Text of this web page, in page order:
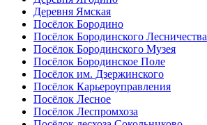
Деревня Ямская
Посёлок Бородино
Посёлок Бородинского Лесничества
Посёлок Бородинского Музея
Посёлок Бородинское Поле
Посёлок им. Дзержинского
Посёлок Карьероуправления
Посёлок Лесное
Посёлок Леспромхоза